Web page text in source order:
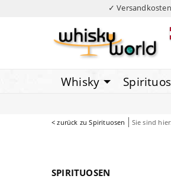
✓
Whisky
< zurück zu Spirituosen Sie sind hier:
SPIRITUOSEN